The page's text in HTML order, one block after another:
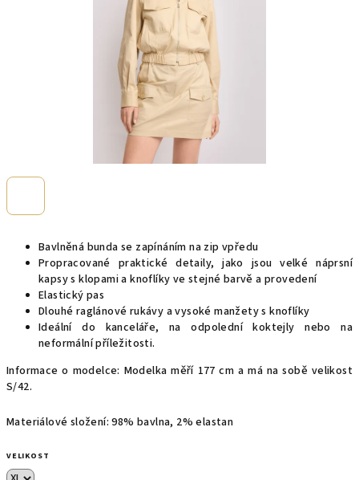
Bavlněná bunda se zapínáním na zip vpředu
Propracované praktické detaily, jako jsou velké náprsní
kapsy s klopami a knoflíky ve stejné barvě a provedení
Elastický pas
Dlouhé raglánové rukávy a vysoké manžety s knoflíky
Ideální do kanceláře, na odpolední koktejly nebo na
neformální příležitosti.
Informace o modelce: Modelka měří 177 cm a má na sobě velikost
S/42.
Materiálové složení: 98% bavlna, 2% elastan
VELIKOST